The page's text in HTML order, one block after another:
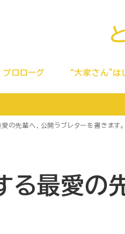
プロローグ “大家さん”は
の先輩へ、公開ラブレターを書きます。
る最愛の